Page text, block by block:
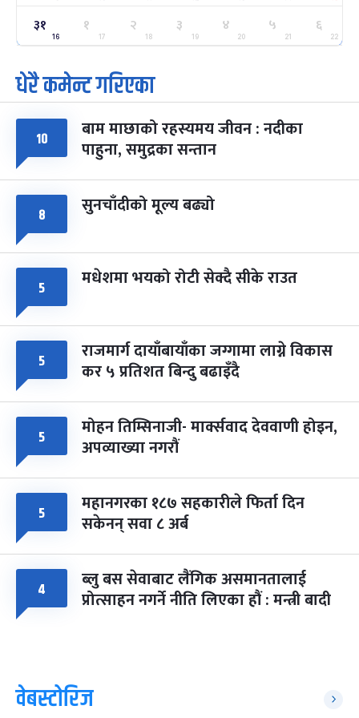
२५
मंगल
ग्याल्पो ल्होसार
फाल्गुन २५, २०८३ Mar 9, 2027
७ महिना बाँकी
७
आइत
पूर्णिमा व्रत
चैत्र ७, २०८३-Mar 21, 2027
८ फागुपूर्णिमा
चैत्र ८, २०८३-Mar 22, 2027
७ महिना बाँकी
३१
16
१
17
२
18
३
19
४
20
५
21
६
22
धेरै कमेन्ट गरिएका
१० बाम माछाको रहस्यमय जीवन : नदीका
पाहुना, समुद्रका सन्तान
८ सुनचाँदीको मूल्य बढ्यो
५ मधेशमा भयको रोटी सेक्दै सीके राउत
५ राजमार्ग दायाँबायाँका जग्गामा लाग्ने विकास
कर ५ प्रतिशत बिन्दु बढाइँदै
५ मोहन तिम्सिनाजी- मार्क्सवाद देववाणी होइन,
अपव्याख्या नगरौं
५ महानगरका १८७ सहकारीले फिर्ता दिन
सकेनन् सवा ८ अर्ब
४ ब्लु बस सेवाबाट लैंगिक असमानतालाई
प्रोत्साहन नगर्ने नीति लिएका हौं : मन्त्री बादी
वेबस्टोरिज